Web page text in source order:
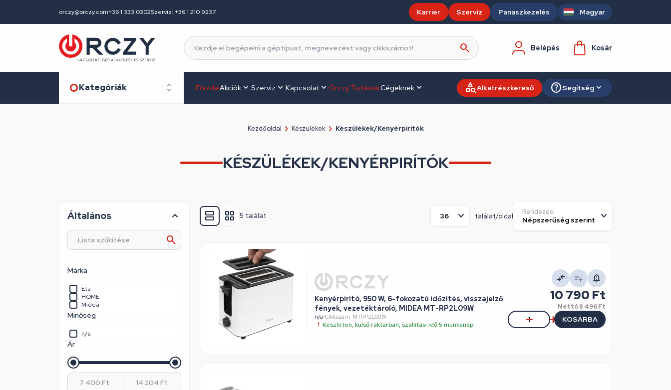
orczy@orczy.com+36 1 333 0302Szerviz: +36 1 210 9237 Karrier Szerviz Panaszkezelés Magyar
Belépés Kosár
Kategóriák FőoldalAkciók Szerviz Kapcsolat Orczy TudástárCégeknek Alkatrészkereső Segítség
Kezdőoldal Készülékek Készülékek/Kenyérpirítók
KÉSZÜLÉKEK/KENYÉRPIRÍTÓK
5 találat találat/oldal
Rendezés:
Kenyérpirító, 950 W, 6-fokozatú időzítés, visszajelző
fények, vezetéktároló, MIDEA MT-RP2L09W
n/a•Cikkszám: MTRP2L09W
Készleten, külső raktárban, szállítási idő 5 munkanap
10 790 Ft
Nettó8 496 Ft
KOSÁRBA
Általános
Márka
Eta
HOME
Midea
Minőség
n/a
Ár